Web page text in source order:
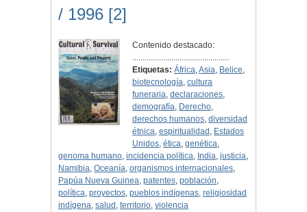
/ 1996 [2]
Contenido destacado:
...............................................
Etiquetas: África,Asia, Belice,
biotecnología,cultura
funeraria,declaraciones,
demografía, Derecho,
derechos humanos,diversidad
étnica,espiritualidad , Estados
Unidos,ética,genética,
genoma humano, incidencia política, India, justicia,
Namibia, Oceanía, organismos internacionales,
Papúa Nueva Guinea, patentes, población,
política, proyectos, pueblos indígenas, religiosidad
indígena, salud , territorio, violencia